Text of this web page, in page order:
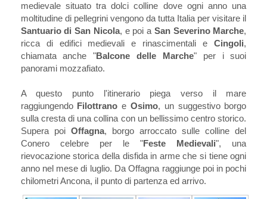
medievale situato tra dolci colline dove ogni anno una
moltitudine di pellegrini vengono da tutta Italia per visitare il
Santuario di San Nicola, e poi a San Severino Marche,
ricca di edifici medievali e rinascimentali eCingoli,
chiamata anche "Balcone delle Marche" per i suoi
panorami mozzafiato.
A questo punto l'itinerario piega verso il mare
raggiungendo Filottrano e Osimo, un suggestivo borgo
sulla cresta di una collina con un bellissimo centro storico.
Supera poi Offagna, borgo arroccato sulle colline del
Conero celebre per le "Feste Medievali", una
rievocazione storica della disfida in arme che si tiene ogni
anno nel mese di luglio. Da Offagna raggiunge poi in pochi
chilometri Ancona, il punto di partenza ed arrivo.